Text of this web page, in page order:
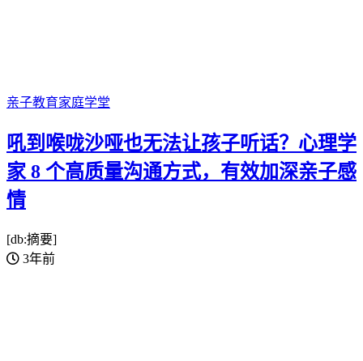
亲子教育家庭学堂
吼到喉咙沙哑也无法让孩子听话？心理学
家 8 个高质量沟通方式，有效加深亲子感
情
[db:摘要]
3年前